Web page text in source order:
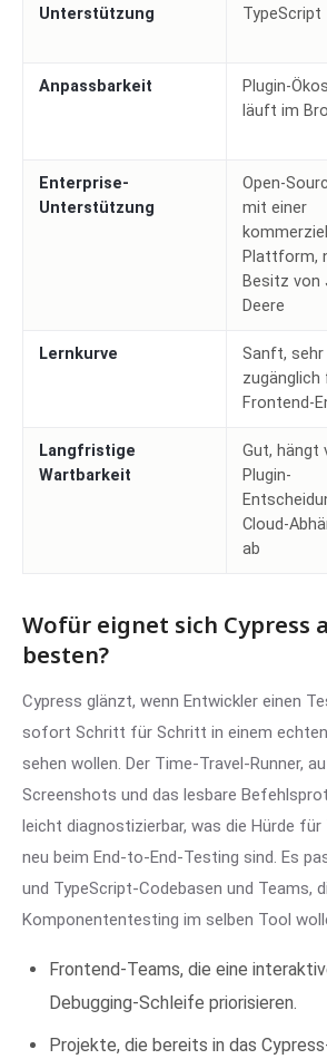
Unterstützung
TypeScript
Anpassbarkeit
Plugin-
läuft im
Enterprise-
Unterstützung
Open-
mit einer
Plattform,
Besitz von
Deere
Lernkurve
Sanft, sehr
zugänglich
Frontend-
Langfristige
Wartbarkeit
Gut, hängt
Plugin-
Cloud-
ab
Wofür eignet sich Cypress
besten?
Cypress glänzt, wenn Entwickler einen
sofort Schritt für Schritt in einem
sehen wollen. Der Time-Travel-Runner,
Screenshots und das lesbare
leicht diagnostizierbar, was die Hürde für
neu beim End-to-End-Testing sind. Es
und TypeScript-Codebasen und Teams,
Komponententesting im selben Tool
Frontend-Teams, die eine
Debugging-Schleife priorisieren.
Projekte, die bereits in das